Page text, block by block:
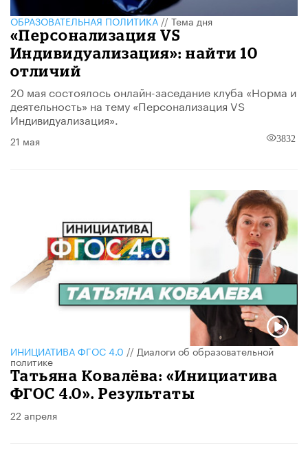
ОБРАЗОВАТЕЛЬНАЯ ПОЛИТИКА//Тема дня
«Персонализация VS
Индивидуализация»: найти 10
отличий
20 мая состоялось онлайн-заседание клуба «Норма и
деятельность» на тему «Персонализация VS
Индивидуализация».
21 мая 3832
ИНИЦИАТИВА ФГОС 4.0 // Диалоги об образовательной
политике
Татьяна Ковалёва: «Инициатива
ФГОС 4.0». Результаты
22 апреля